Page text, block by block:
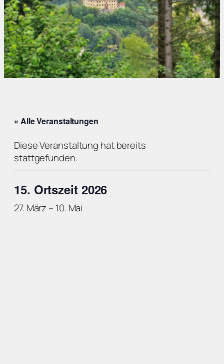
« Alle Veranstaltungen
Diese Veranstaltung hat bereits
stattgefunden.
15. Ortszeit 2026
27. März – 10. Mai